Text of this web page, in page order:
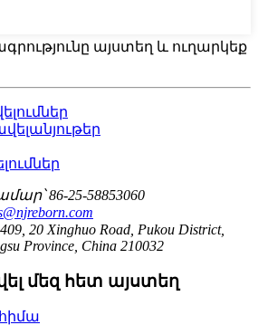
այստեղ և ուղարկեք
86-25-58853060
20 Xinghuo Road, Pukou District,
Province, China 210032
մեզ հետ այստեղ